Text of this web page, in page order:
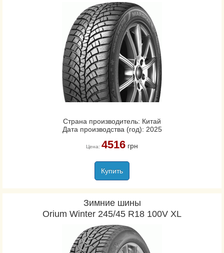
Страна производитель: Китай
Дата производства (год): 2025
Цена: 4516грн
Купить
Зимние шины
Orium Winter 245/45 R18 100V XL